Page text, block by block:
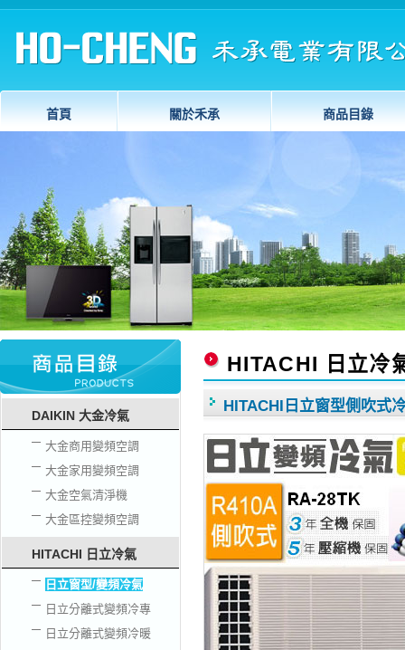
首頁 關於禾承 商品目錄
DAIKIN 大金冷氣
大金商用變頻空調
大金家用變頻空調
大金空氣清淨機
大金區控變頻空調
HITACHI 日立冷氣
日立窗型/變頻冷氣
日立分離式變頻冷專
日立分離式變頻冷暖
HITACHI 日立冷
HITACHI日立窗型側吹式